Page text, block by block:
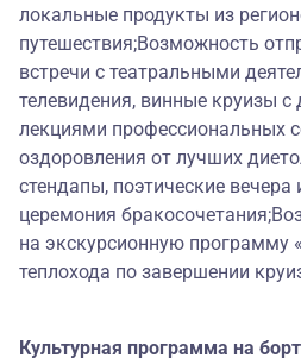
локальные продукты из
путешествия;Возможность
встречи с театральными
телевидения, винные круизы с
лекциями профессиональных
оздоровления от лучших
стендапы, поэтические
церемония
на экскурсионную программу
теплохода по завершении
Культурная программа на